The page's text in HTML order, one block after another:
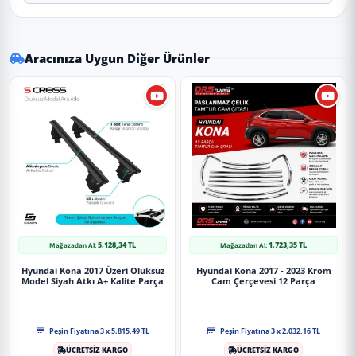
modelleriyle tam uyumludur.
✔ Malzeme:Dayanıklı ve uzun ömürlü malzeme.
✔ Görünüm:
Piano Black (Parlak Siyah). Boya gerektirmez,
montaja hazırdır.
Uygulama
Aracınızın ölçülerine uygundur. Montaj işlemi el
yatkınlığı gerektirebilir.
Paket İçeriği
Güvenli Teslimat
Aracınıza Uygun Diğer Ürünler
Mağazadan Al:5.128,34 TL
Hyundai Kona 2017 Üzeri Oluksuz
Model Siyah Atkı A+ Kalite Parça
Peşin Fiyatına 3 x 5.815,49 TL
ÜCRETSİZ KARGO
Mağazadan Al:1.723,35 TL
Hyundai Kona 2017 - 2023 Krom
Cam Çerçevesi 12 Parça
Peşin Fiyatına 3 x 2.032,16 TL
ÜCRETSİZ KARGO